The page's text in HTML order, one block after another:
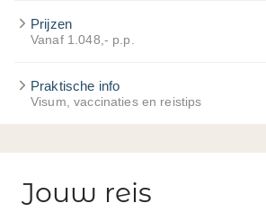
Prijzen
Vanaf 1.048,- p.p.
Praktische info
Visum, vaccinaties en reistips
Jouw reis